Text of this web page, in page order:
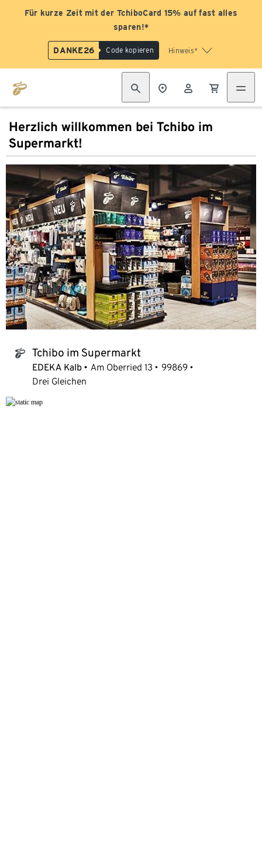
Für kurze Zeit mit der TchiboCard 15% auf fast alles
sparen!*
DANKE26 Code kopieren Hinweis*
Herzlich willkommen bei Tchibo im
Supermarkt!
tchibo_logo Tchibo im Supermarkt
EDEKA Kalb Am Oberried 13
99869
Drei Gleichen